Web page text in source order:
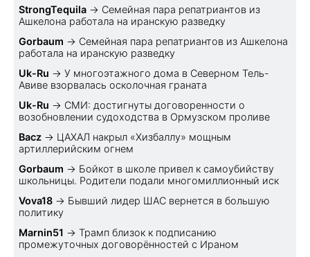
StrongTequila → Семейная пара репатриантов из
Ашкелона работала на иранскую разведку
Gorbaum → Семейная пара репатриантов из Ашкелона
работала на иранскую разведку
Uk-Ru → У многоэтажного дома в Северном Тель-
Авиве взорвалась осколочная граната
Uk-Ru → СМИ: достигнуты договоренности о
возобновлении судоходства в Ормузском проливе
Bacz → ЦАХАЛ накрыл «Хизбаллу» мощным
артиллерийским огнем
Gorbaum → Бойкот в школе привел к самоубийству
школьницы. Родители подали многомиллионный иск
Vova18 → Бывший лидер ШАС вернется в большую
политику
Marnin51 → Трамп близок к подписанию
промежуточных договорённостей с Ираном